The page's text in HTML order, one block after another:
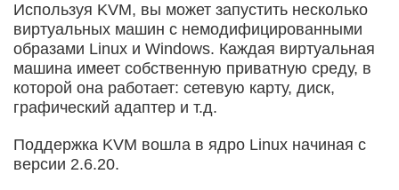
Используя KVM, вы может запустить несколько
виртуальных машин с немодифицированными
образами Linux и Windows. Каждая виртуальная
машина имеет собственную приватную среду, в
которой она работает: сетевую карту, диск,
графический адаптер и т.д.
Поддержка KVM вошла в ядро Linux начиная с
версии 2.6.20.